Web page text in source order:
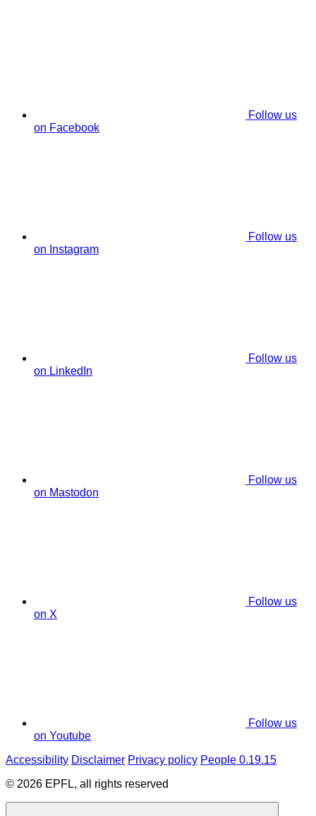
Follow us
on Facebook
Follow us
on Instagram
Follow us
on LinkedIn
Follow us
on Mastodon
Follow us
on X
Follow us
on Youtube
Accessibility Disclaimer Privacy policy People 0.19.15
© 2026 EPFL, all rights reserved